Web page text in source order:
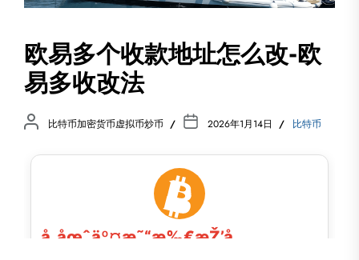
欧易多个收款地址怎么改-欧
易多收改法
比特币加密货币虚拟币炒币 2026年1月14日 比特币